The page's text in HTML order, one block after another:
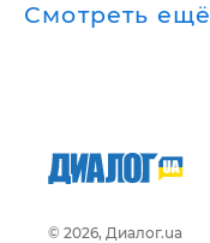
Смотреть ещё
© 2026, Диалог.ua